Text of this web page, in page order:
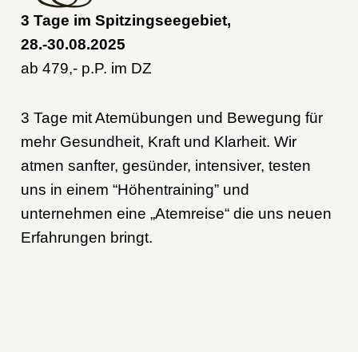
3 Tage im Spitzingseegebiet,
28.-30.08.2025
ab 479,- p.P. im DZ
3 Tage mit Atemübungen und Bewegung für
mehr Gesundheit, Kraft und Klarheit. Wir
atmen sanfter, gesünder, intensiver, testen
uns in einem “Höhentraining” und
unternehmen eine „Atemreise“ die uns neuen
Erfahrungen bringt.